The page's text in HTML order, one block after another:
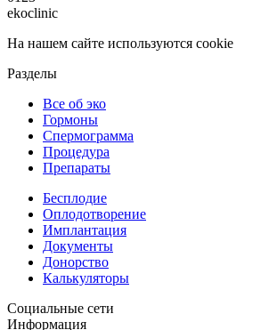
ekoclinic
На нашем сайте используются cookie
Разделы
Все об эко
Гормоны
Спермограмма
Процедура
Препараты
Бесплодие
Оплодотворение
Имплантация
Документы
Донорство
Калькуляторы
Социальные сети
Информация